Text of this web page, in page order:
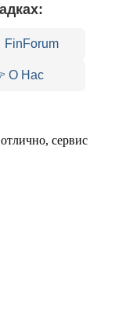
FinForum
О Нас
сервис